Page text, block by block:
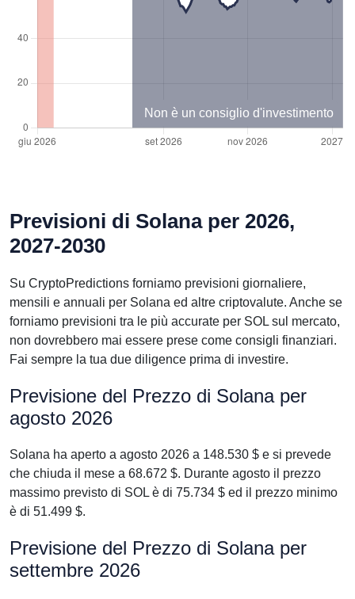
Non è un consiglio d'investimento
Previsioni di Solana per 2026,
2027-2030
Su CryptoPredictions forniamo previsioni giornaliere,
mensili e annuali per Solana ed altre criptovalute. Anche se
forniamo previsioni tra le più accurate per SOL sul mercato,
non dovrebbero mai essere prese come consigli finanziari.
Fai sempre la tua due diligence prima di investire.
Previsione del Prezzo di Solana per
agosto 2026
Solana ha aperto a agosto 2026 a 148.530 $ e si prevede
che chiuda il mese a 68.672 $. Durante agosto il prezzo
massimo previsto di SOL è di 75.734 $ ed il prezzo minimo
è di 51.499 $.
Previsione del Prezzo di Solana per
settembre 2026